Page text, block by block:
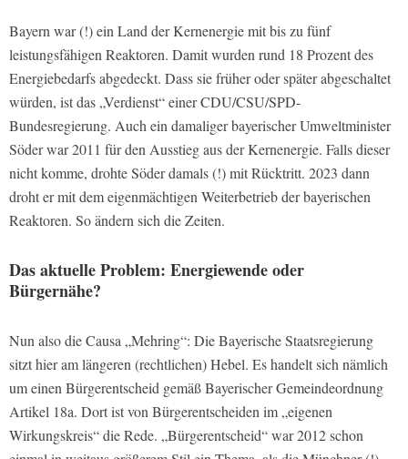
Bayern war (!) ein Land der Kernenergie mit bis zu fünf
leistungsfähigen Reaktoren. Damit wurden rund 18 Prozent des
Energiebedarfs abgedeckt. Dass sie früher oder später abgeschaltet
würden, ist das „Verdienst“ einer CDU/CSU/SPD-
Bundesregierung. Auch ein damaliger bayerischer Umweltminister
Söder war 2011 für den Ausstieg aus der Kernenergie. Falls dieser
nicht komme, drohte Söder damals (!) mit Rücktritt. 2023 dann
droht er mit dem eigenmächtigen Weiterbetrieb der bayerischen
Reaktoren. So ändern sich die Zeiten.
Das aktuelle Problem: Energiewende oder
Bürgernähe?
Nun also die Causa „Mehring“: Die Bayerische Staatsregierung
sitzt hier am längeren (rechtlichen) Hebel. Es handelt sich nämlich
um einen Bürgerentscheid gemäß Bayerischer Gemeindeordnung
Artikel 18a. Dort ist von Bürgerentscheiden im „eigenen
Wirkungskreis“ die Rede. „Bürgerentscheid“ war 2012 schon